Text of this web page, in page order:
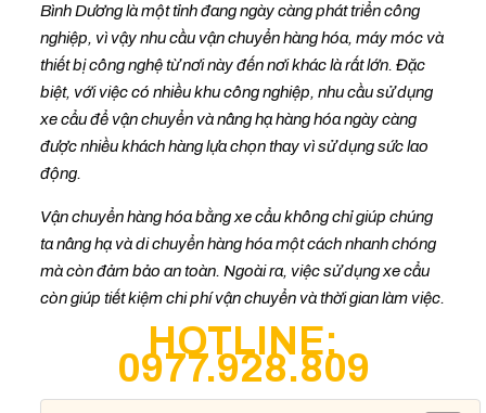
Bình Dương là một tỉnh đang ngày càng phát triển công
nghiệp, vì vậy nhu cầu vận chuyển hàng hóa, máy móc và
thiết bị công nghệ từ nơi này đến nơi khác là rất lớn. Đặc
biệt, với việc có nhiều khu công nghiệp, nhu cầu sử dụng
xe cẩu để vận chuyển và nâng hạ hàng hóa ngày càng
được nhiều khách hàng lựa chọn thay vì sử dụng sức lao
động.
Vận chuyển hàng hóa bằng xe cẩu không chỉ giúp chúng
ta nâng hạ và di chuyển hàng hóa một cách nhanh chóng
mà còn đảm bảo an toàn. Ngoài ra, việc sử dụng xe cẩu
còn giúp tiết kiệm chi phí vận chuyển và thời gian làm việc.
HOTLINE:
0977.928.809